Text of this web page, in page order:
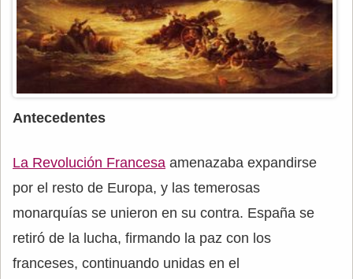
Antecedentes
La Revolución Francesa amenazaba expandirse
por el resto de Europa, y las temerosas
monarquías se unieron en su contra. España se
retiró de la lucha, firmando la paz con los
franceses, continuando unidas en el